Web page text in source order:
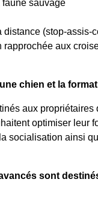
sauvage
distance (stop-assis-
aux
chien et la
aux propriétaires
optimiser leur
socialisation ainsi
sont